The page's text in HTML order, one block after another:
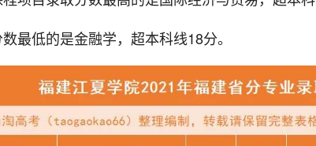
最低的是金融学，超本科线18分。